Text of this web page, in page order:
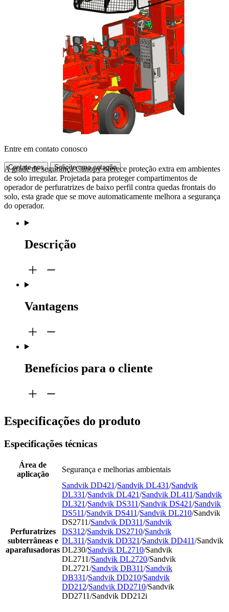
Entre em contato conosco
Contate-nos Solicite uma cotação
A grade de segurança Canopy oferece proteção extra em ambientes
de solo irregular. Projetada para proteger compartimentos de
operador de perfuratrizes de baixo perfil contra quedas frontais do
solo, esta grade que se move automaticamente melhora a segurança
do operador.
Descrição
Vantagens
Benefícios para o cliente
Especificações do produto
Especificações técnicas
Área de
aplicação
Segurança e melhorias ambientais
Perfuratrizes
subterrâneas e
aparafusadoras
Sandvik DD421/Sandvik DL431/Sandvik
DL331/Sandvik DL421/Sandvik DL411/Sandvik
DL321/Sandvik DS311/Sandvik DS421/Sandvik
DS511/Sandvik DS411/Sandvik DL210/Sandvik
DS2711/Sandvik DD311/Sandvik
DS312/Sandvik DS2710/Sandvik
DL311/Sandvik DD321/Sandvik DD411/Sandvik
DL230/Sandvik DL2710/Sandvik
DL2711/Sandvik DL2720/Sandvik
DL2721/Sandvik DB311/Sandvik
DB331/Sandvik DD210/Sandvik
DD212/Sandvik DD2710/Sandvik
DD2711/Sandvik DD212i